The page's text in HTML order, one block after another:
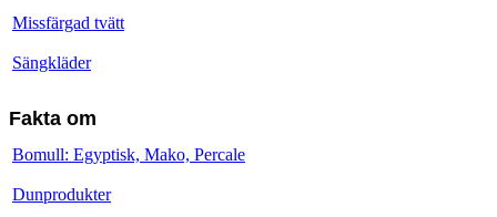
Missfärgad tvätt
Sängkläder
Fakta om
Bomull: Egyptisk, Mako, Percale
Dunprodukter